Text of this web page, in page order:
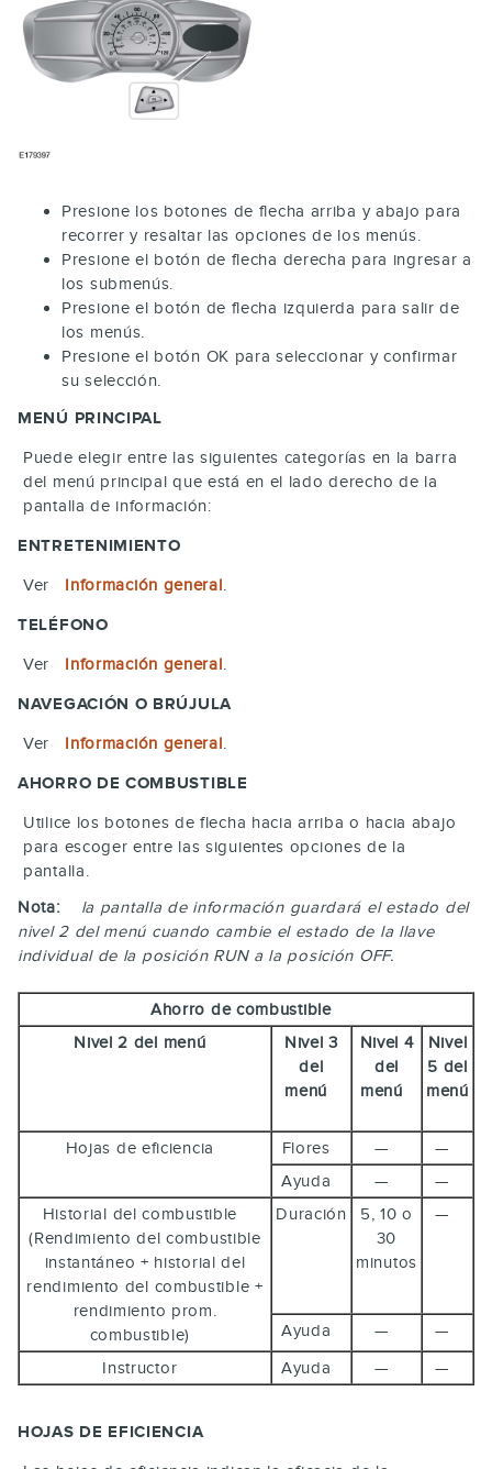
Presione los botones de flecha arriba y abajo para
recorrer y resaltar las opciones de los menús.
Presione el botón de flecha derecha para ingresar a
los submenús.
Presione el botón de flecha izquierda para salir de
los menús.
Presione el botón OK para seleccionar y confirmar
su selección.
MENÚ PRINCIPAL
Puede elegir entre las siguientes categorías en la barra
del menú principal que está en el lado derecho de la
pantalla de información:
ENTRETENIMIENTO
Ver Información general.
TELÉFONO
Ver Información general.
NAVEGACIÓN O BRÚJULA
Ver Información general.
AHORRO DE COMBUSTIBLE
Utilice los botones de flecha hacia arriba o hacia abajo
para escoger entre las siguientes opciones de la
pantalla.
Nota:
la pantalla de información guardará el estado del
nivel 2 del menú cuando cambie el estado de la llave
individual de la posición RUN a la posición OFF.
Ahorro de combustible
Nivel 2 del menú
Nivel 3
del
menú
Nivel 4
del
menú
Nivel
5 del
menú
Hojas de eficiencia Flores —
—
Ayuda
—
—
Historial del combustible
(Rendimiento del combustible
instantáneo + historial del
rendimiento del combustible +
rendimiento prom.
combustible)
Duración
5, 10 o
30
minutos
—
Ayuda —
—
Instructor
Ayuda — —
HOJAS DE EFICIENCIA